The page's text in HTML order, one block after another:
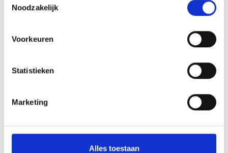
Noodzakelijk
Voorkeuren
Statistieken
Marketing
Alles toestaan
Behandelingen
Partiële prothese of frameprothese